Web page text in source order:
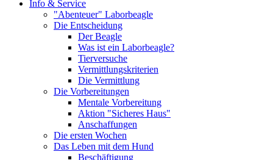
Info & Service
"Abenteuer" Laborbeagle
Die Entscheidung
Der Beagle
Was ist ein Laborbeagle?
Tierversuche
Vermittlungskriterien
Die Vermittlung
Die Vorbereitungen
Mentale Vorbereitung
Aktion "Sicheres Haus"
Anschaffungen
Die ersten Wochen
Das Leben mit dem Hund
Beschäftigung